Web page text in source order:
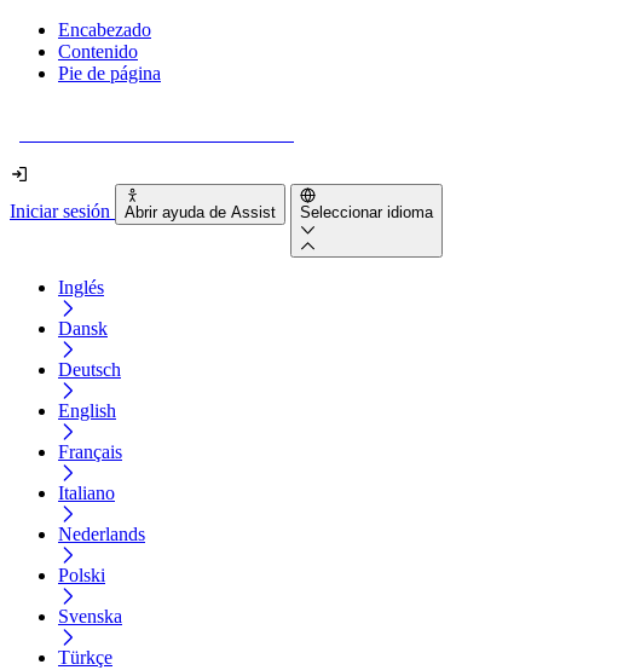
Encabezado
Contenido
Pie de página
Iniciar sesión Abrir ayuda de Assist Seleccionar idioma
Inglés
Dansk
Deutsch
English
Français
Italiano
Nederlands
Polski
Svenska
Türkçe